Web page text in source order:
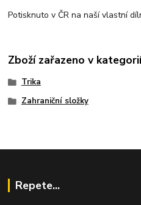
Potisknuto v ČR na naší vlastní
Zboží zařazeno v
Trika
Zahraniční složky
Repete...